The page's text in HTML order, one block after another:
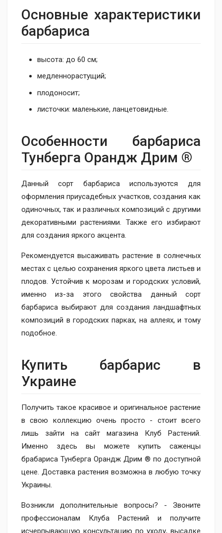
Основные характеристики
барбариса
высота: до 60 см;
медленнорастущий;
плодоносит;
листочки: маленькие, ланцетовидные.
Особенности барбариса
Тунберга Орандж Дрим ®
Данный сорт барбариса используются для
оформления приусадебных участков, создания как
одиночных, так и различных композиций с другими
декоративными растениями. Также его избирают
для создания яркого акцента.
Рекомендуется высаживать растение в солнечных
местах с целью сохранения яркого цвета листьев и
плодов. Устойчив к морозам и городских условий,
именно из-за этого свойства данный сорт
барбариса выбирают для создания ландшафтных
композиций в городских парках, на аллеях, и тому
подобное.
Купить барбарис в
Украине
Получить такое ​​красивое и оригинальное растение
в свою коллекцию очень просто - стоит всего
лишь зайти на сайт магазина Клуб Растений.
Именно здесь вы можете купить саженцы
брабариса Тунберга Орандж Дрим ® по доступной
цене. Доставка растения возможна в любую точку
Украины.
Возникли дополнительные вопросы? - Звоните
профессионалам Клуба Растений и получите
исчерпывающую консультацию по уходу, высадке